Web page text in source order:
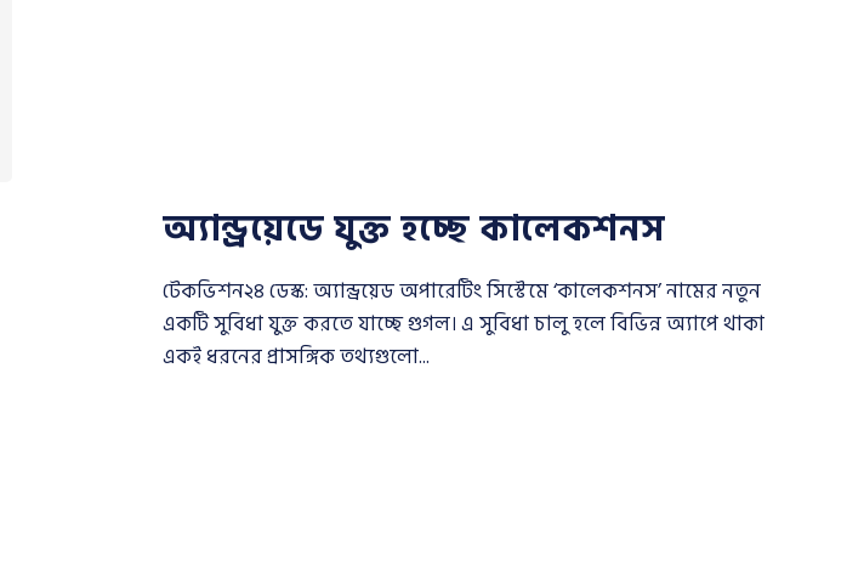
অ্যান্ড্রয়েডে যুক্ত হচ্ছে কালেকশনস
টেকভিশন২৪ ডেস্ক: অ্যান্ড্রয়েড অপারেটিং সিস্টেমে ‘কালেকশনস’ নামের নতুন
একটি সুবিধা যুক্ত করতে যাচ্ছে গুগল। এ সুবিধা চালু হলে বিভিন্ন অ্যাপে থাকা
একই ধরনের প্রাসঙ্গিক তথ্যগুলো...